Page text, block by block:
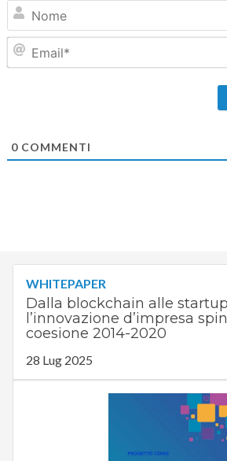
0COMMENTI
WHITEPAPER
Dalla blockchain alle
l’innovazione d’impresa
coesione 2014-2020
28 Lug 2025